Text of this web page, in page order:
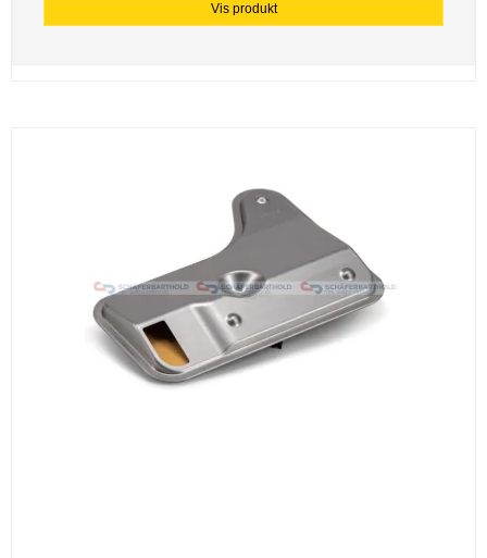
Vis produkt